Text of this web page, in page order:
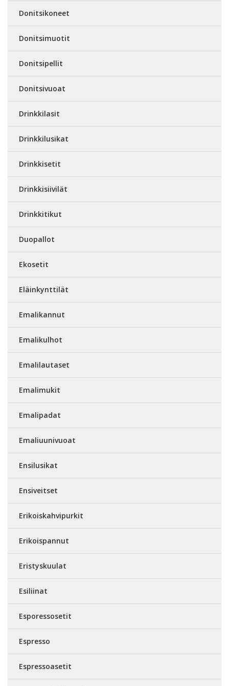
Donitsikoneet
Donitsimuotit
Donitsipellit
Donitsivuoat
Drinkkilasit
Drinkkilusikat
Drinkkisetit
Drinkkisiivilät
Drinkkitikut
Duopallot
Ekosetit
Eläinkynttilät
Emalikannut
Emalikulhot
Emalilautaset
Emalimukit
Emalipadat
Emaliuunivuoat
Ensilusikat
Ensiveitset
Erikoiskahvipurkit
Erikoispannut
Eristyskuulat
Esiliinat
Esporessosetit
Espresso
Espressoasetit